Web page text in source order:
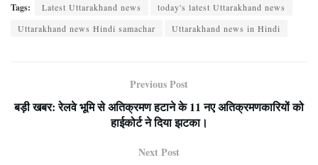
Tags: Latest Uttarakhand news
today's latest Uttarakhand news
Uttarakhand news Hindi samachar
Uttarakhand news in Hindi
Previous Post
बड़ी खबर: रेलवे भूमि से अतिक्रमण हटाने के 11 नए अतिक्रमणकारियों को
हाईकोर्ट ने दिया झटका।
Next Post